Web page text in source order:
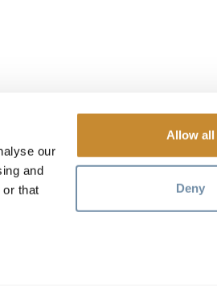
our
and
or that
Allow all
Deny